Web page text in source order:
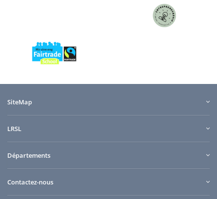
SiteMap
LRSL
Départements
Contactez-nous